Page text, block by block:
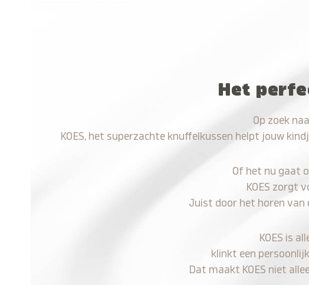
Het
Op zoek
KOES, het superzachte knuffelkussen helpt jouw
Of het nu gaat
KOES zorgt
Juist door het horen van
KOES is
klinkt een
Dat maakt KOES niet